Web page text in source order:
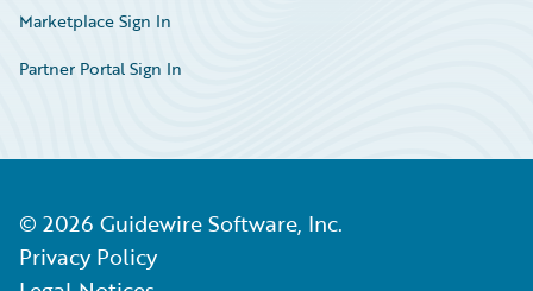
Marketplace Sign In
Partner Portal Sign In
© 2026 Guidewire Software, Inc.
Privacy Policy